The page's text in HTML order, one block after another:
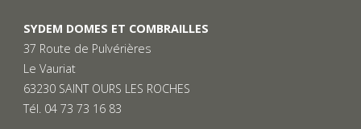
SYDEM DOMES ET COMBRAILLES
37 Route de Pulvérières
Le Vauriat
63230 SAINT OURS LES ROCHES
Tél. 04 73 73 16 83